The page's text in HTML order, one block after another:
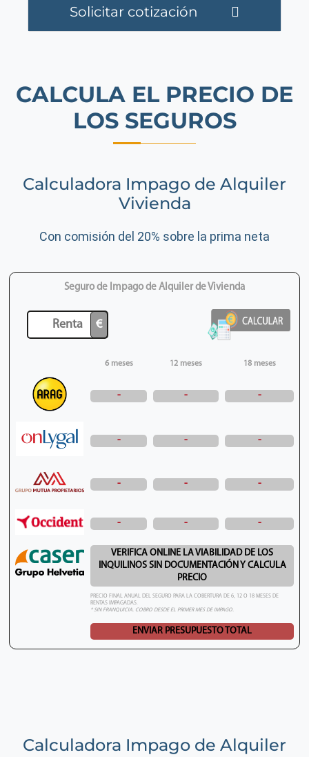
Solicitar cotización
CALCULA EL PRECIO DE
LOS SEGUROS
Calculadora Impago de Alquiler
Vivienda
Con comisión del 20% sobre la prima neta
Calculadora Impago de Alquiler